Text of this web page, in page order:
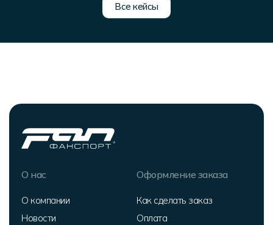
Все кейсы
О нас
О компании
Новости
Оформление заказа
Как сделать заказ
Оплата